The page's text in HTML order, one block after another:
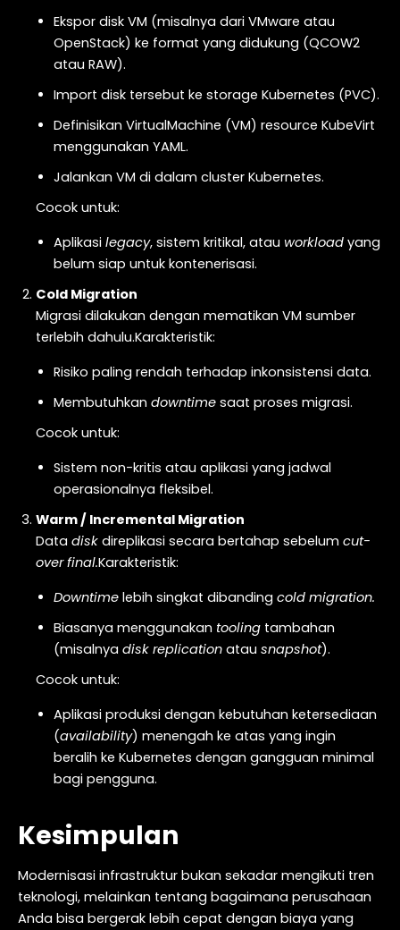
Ekspor disk VM (misalnya dari VMware atau
OpenStack) ke format yang didukung (QCOW2
atau RAW).
Import disk tersebut ke storage Kubernetes (PVC).
Definisikan VirtualMachine (VM) resource KubeVirt
menggunakan YAML.
Jalankan VM di dalam cluster Kubernetes.
Cocok untuk:
Aplikasi legacy, sistem kritikal, atau workload yang
belum siap untuk kontenerisasi.
Cold Migration
Migrasi dilakukan dengan mematikan VM sumber
terlebih dahulu.Karakteristik:
Risiko paling rendah terhadap inkonsistensi data.
Membutuhkan downtime saat proses migrasi.
Cocok untuk:
Sistem non-kritis atau aplikasi yang jadwal
operasionalnya fleksibel.
Warm / Incremental Migration
Data disk direplikasi secara bertahap sebelum cut-
over final.Karakteristik:
Downtime lebih singkat dibanding cold migration.
Biasanya menggunakan tooling tambahan
(misalnya disk replication atau snapshot).
Cocok untuk:
Aplikasi produksi dengan kebutuhan ketersediaan
(availability) menengah ke atas yang ingin
beralih ke Kubernetes dengan gangguan minimal
bagi pengguna.
Kesimpulan
Modernisasi infrastruktur bukan sekadar mengikuti tren
teknologi, melainkan tentang bagaimana perusahaan
Anda bisa bergerak lebih cepat dengan biaya yang